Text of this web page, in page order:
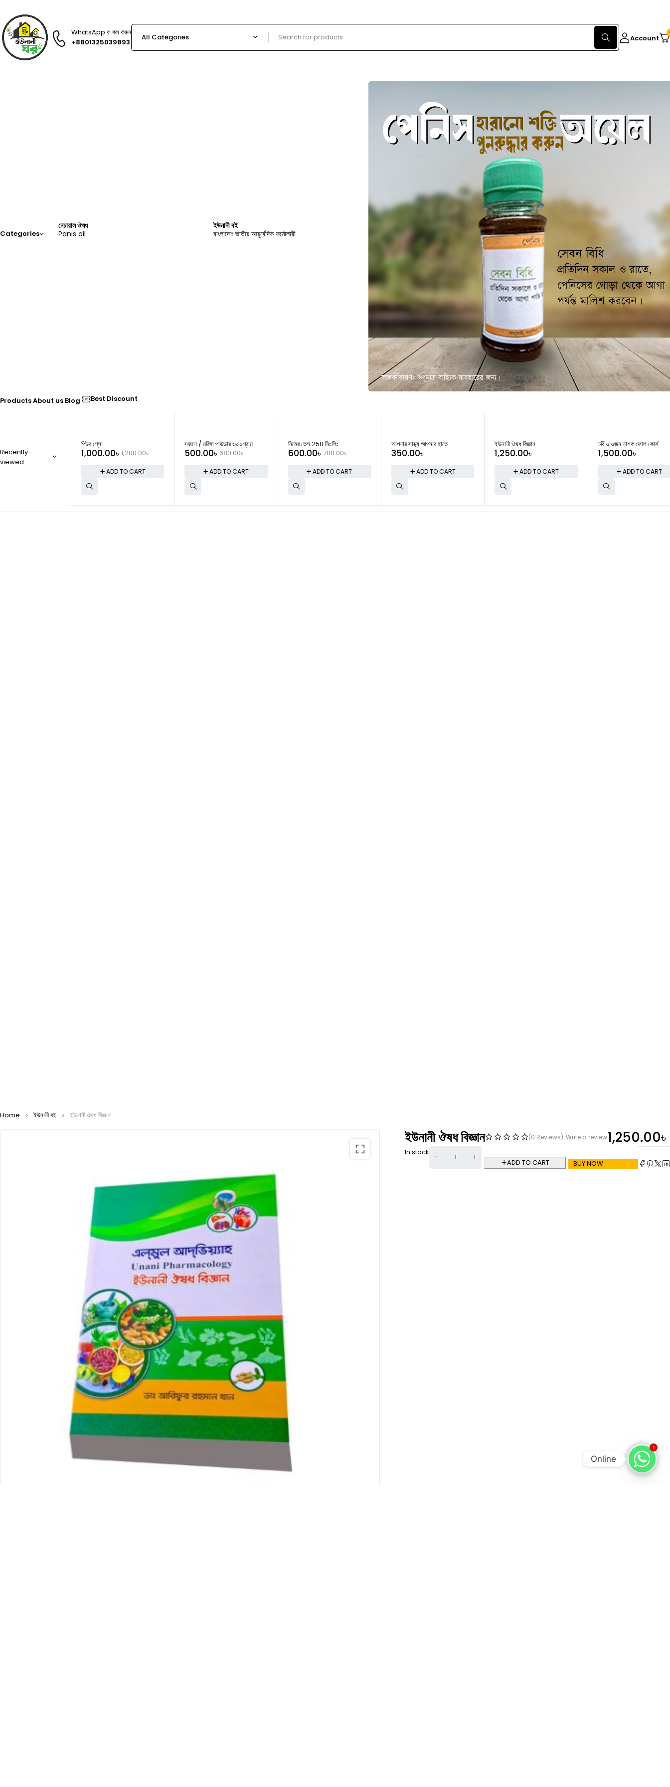
WhatsApp বা কল করুন
+8801325039893
Account
Categories
নেচারাল ঔষধ
Panis oil
ইউনানী বই
বাংলাদেশ জাতীয় আয়ুর্বেদিক ফর্মোলারী
ProductsAbout us Blog Best Discount
Recently
viewed
-17%
পিউর গ্লো
1,200.00৳
1,000.00৳
ADD TO CART
-26%
সজনে / মরিঙ্গা পাউডার ৩০০গ্রাম
680.00৳
500.00৳
ADD TO CART
-14%
নিমের তেল 250 মিঃ লিঃ
700.00৳
600.00৳
ADD TO CART
আপনার সাস্থ্য আপনার হাতে
350.00৳
ADD TO CART
ইউনানী ঔষধ বিজ্ঞান
1,250.00৳
ADD TO CART
চর্বি ও ওজন নাশক ফোল কোর্স
1,500.00৳
ADD TO CART
Home ইউনানী বই ইউনানী ঔষধ বিজ্ঞান
ইউনানী ঔষধ বিজ্ঞান (0 Reviews) Write a review1,250.00৳
In stock
ADD TO CART
BUY NOW
1
Online